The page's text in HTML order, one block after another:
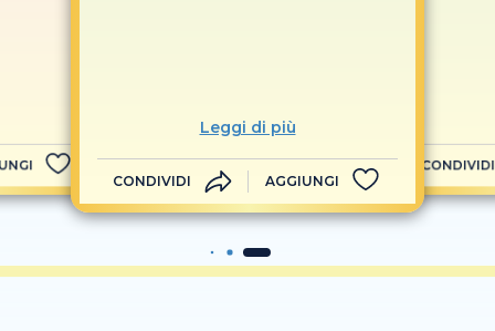
Leggi di più
CONDIVIDI AGGIUNGI
CONDIVIDI